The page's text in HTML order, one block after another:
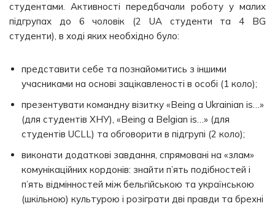
студентами. Активності передбачали роботу у малих
підгрупах до 6 чоловік (2 UA студенти та 4 BG
студенти), в ході яких необхідно було:
представити себе та познайомитись з іншими
учасниками на основі зацікавленості в особі (1 коло);
презентувати командну візитку «Being a Ukrainian is…»
(для студентів ХНУ), «Being a Belgian is…» (для
студентів UCLL) та обговорити в підгрупі (2 коло);
виконати додаткові завдання, спрямовані на «злам»
комунікаційних кордонів: знайти п’ять подібностей і
п’ять відмінностей між бельгійською та українською
(шкільною) культурою і розіграти дві правди та брехні